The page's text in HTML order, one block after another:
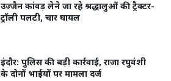
उज्जैन कांवड़ लेने जा रहे श्रद्धालुओं की ट्रैक्टर-
ट्रॉली पलटी, चार घायल
इंदौर: पुलिस की बड़ी कार्रवाई, राजा रघुवंशी
के दोनों भाईयों पर मामला दर्ज